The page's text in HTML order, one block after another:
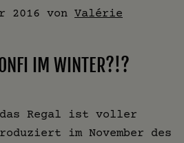
2016 von Valérie
IM WINTER?!?
Regal ist voller
im November des